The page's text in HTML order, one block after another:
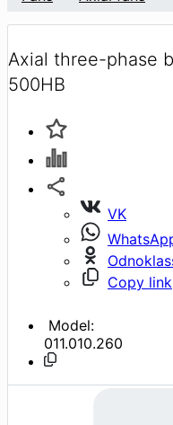
Axial three-phase
500HB
VK
Copy link
Model:
011.010.260